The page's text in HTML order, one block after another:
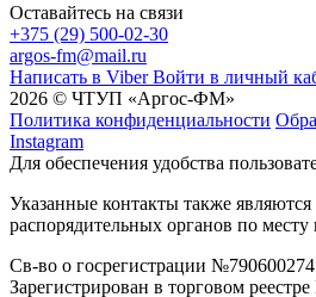
Оставайтесь на связи
+375 (29) 500-02-30
argos-fm@mail.ru
Написать в Viber Войти в личный
2026 © ЧТУП «Аргос-ФМ»
Политика конфиденциальности
Instagram
Для обеспечения удобства
Указанные контакты также
распорядительных органов по
Св-во о госрегистрации
Зарегистрирован в торговом